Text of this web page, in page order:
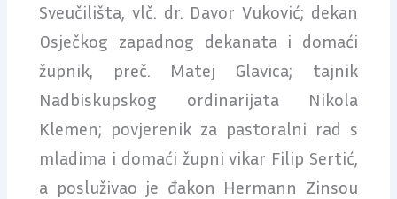
Sveučilišta, vlč. dr. Davor Vuković; dekan
Osječkog zapadnog dekanata i domaći
župnik, preč. Matej Glavica; tajnik
Nadbiskupskog ordinarijata Nikola
Klemen; povjerenik za pastoralni rad s
mladima i domaći župni vikar Filip Sertić,
a posluživao je đakon Hermann Zinsou